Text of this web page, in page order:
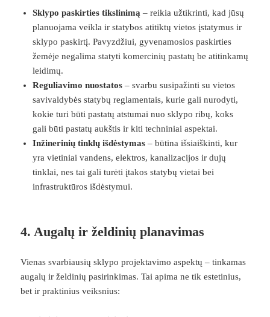
Sklypo paskirties tikslinimą – reikia užtikrinti, kad jūsų
planuojama veikla ir statybos atitiktų vietos įstatymus ir
sklypo paskirtį. Pavyzdžiui, gyvenamosios paskirties
žemėje negalima statyti komercinių pastatų be atitinkamų
leidimų.
Reguliavimo nuostatos – svarbu susipažinti su vietos
savivaldybės statybų reglamentais, kurie gali nurodyti,
kokie turi būti pastatų atstumai nuo sklypo ribų, koks
gali būti pastatų aukštis ir kiti techniniai aspektai.
Inžinerinių tinklų išdėstymas – būtina išsiaiškinti, kur
yra vietiniai vandens, elektros, kanalizacijos ir dujų
tinklai, nes tai gali turėti įtakos statybų vietai bei
infrastruktūros išdėstymui.
4.Augalų ir želdinių planavimas
Vienas svarbiausių sklypo projektavimo aspektų – tinkamas
augalų ir želdinių pasirinkimas. Tai apima ne tik estetinius,
bet ir praktinius veiksnius: